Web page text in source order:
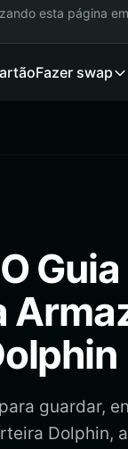
esta página em
Fazer swap
Guia
guardar,
Dolphin,